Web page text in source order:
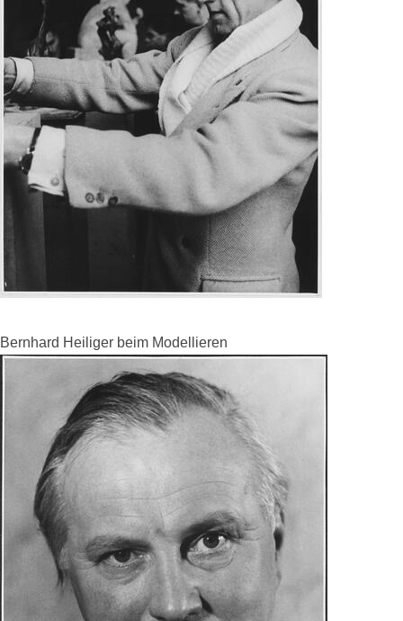
Bernhard Heiliger beim Modellieren